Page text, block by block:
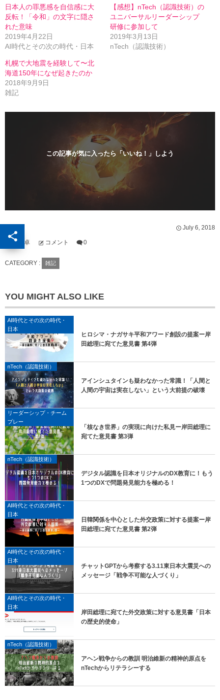
e
r
で
共
有
(
新
し
ウ
ィ
ン
ド
す
る
に
ク
リ
ッ
ク
て
く
だ
さ
で
日本人の罪悪感を自信感に大
反転！「令和」の文字に隠さ
れた意味
2019年4月22日
AI時代とその次の時代・日本
【感想】nTech（認識技術）の
ユニバーサルリーダーシップ
研修に参加して
2019年3月13日
nTech（認識技術）
札幌で大地震を経験して〜北
海道150年になぜ起きたのか
2018年9月9日
雑記
この記事が気に入ったら「いいね！」しよう
July 6, 2018
原田卓 コメント 0
CATEGORY : 雑記
YOU MIGHT ALSO LIKE
AI時代とその次の時代・
日本
ヒロシマ・ナガサキ平和アワード創設の提案ー岸
田総理に宛てた意見書 第4弾
nTech（認識技術）
アインシュタインも疑わなかった常識！「人間と
人間の宇宙は実在しない」という大前提の破壊
リーダーシップ・チーム
プレー
「核なき世界」の実現に向けた私見ー岸田総理に
宛てた意見書 第3弾
nTech（認識技術）
デジタル認識を日本オリジナルのDX教育に！もう
1つのDXで問題発見能力を極める！
AI時代とその次の時代・
日本
日韓関係を中心とした外交政策に対する提案ー岸
田総理に宛てた意見書 第2弾
AI時代とその次の時代・
日本
チャットGPTから考察する3.11東日本大震災への
メッセージ「戦争不可能な人づくり」
AI時代とその次の時代・
日本
岸田総理に宛てた外交政策に対する意見書「日本
の歴史的使命」
nTech（認識技術）
アヘン戦争からの教訓 明治維新の精神的原点を
nTechからリテラシーする